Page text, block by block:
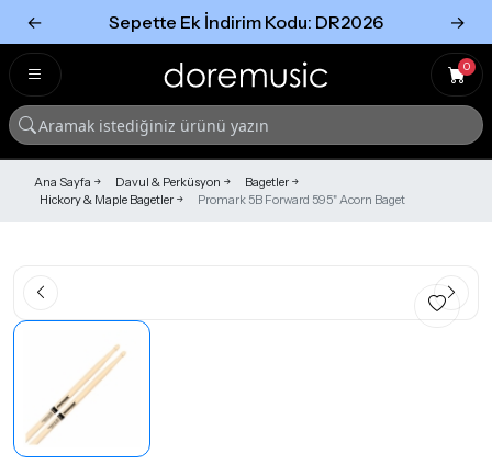
← Sepette Ek İndirim Kodu: DR2026 →
0
Ana Sayfa Davul & Perküsyon
Bagetler
Hickory & Maple Bagetler
Promark 5B Forward 595" Acorn Baget
Tümünü Gör
Tümünü gör